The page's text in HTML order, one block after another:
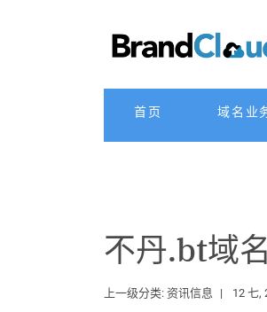
首页 域名业
不丹.bt域
上一级分类: 资讯信息 12 七,